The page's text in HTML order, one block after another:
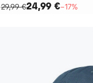
29,99 €24,99 €−17%